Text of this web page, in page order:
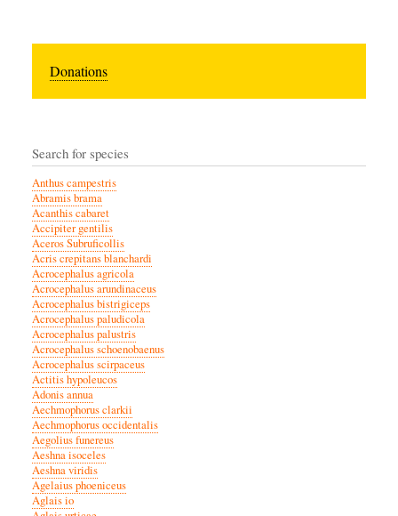
Donations
Search for species
Anthus campestris
Abramis brama
Acanthis cabaret
Accipiter gentilis
Aceros Subruficollis
Acris crepitans blanchardi
Acrocephalus agricola
Acrocephalus arundinaceus
Acrocephalus bistrigiceps
Acrocephalus paludicola
Acrocephalus palustris
Acrocephalus schoenobaenus
Acrocephalus scirpaceus
Actitis hypoleucos
Adonis annua
Aechmophorus clarkii
Aechmophorus occidentalis
Aegolius funereus
Aeshna isoceles
Aeshna viridis
Agelaius phoeniceus
Aglais io